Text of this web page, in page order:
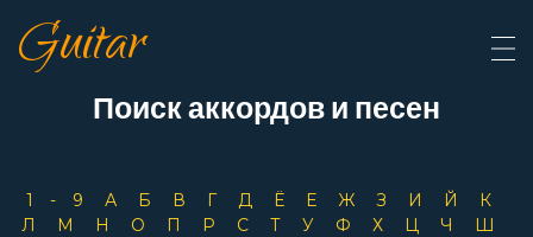
Guitar
Поиск аккордов и песен
1-9 А Б В Г Д Ё Е Ж З И Й
К
Л
М Н О П Р С Т У Ф Х Ц Ч
Ш